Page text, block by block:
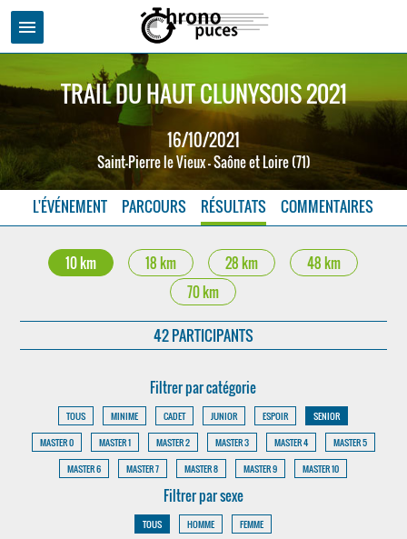
menu
TRAIL DU HAUT CLUNYSOIS 2021
16/10/2021
Saint-Pierre le Vieux - Saône et Loire (71)
L'ÉVÉNEMENT PARCOURS RÉSULTATS COMMENTAIRES
10 km 18 km 28 km
48 km
70 km
42 PARTICIPANTS
Filtrer par catégorie
TOUS MINIME CADET JUNIOR ESPOIR
SENIOR
MASTER 0
MASTER 1 MASTER 2 MASTER 3 MASTER 4
MASTER 5
MASTER 6
MASTER 7 MASTER 8 MASTER 9 MASTER 10
Filtrer par sexe
TOUS HOMME FEMME